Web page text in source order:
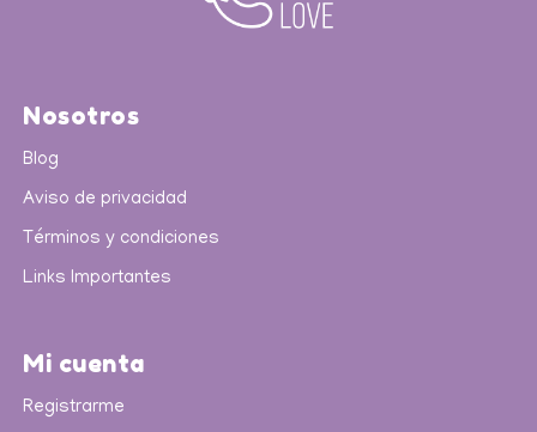
Nosotros
Blog
Aviso de privacidad
Términos y condiciones
Links Importantes
Mi cuenta
Registrarme